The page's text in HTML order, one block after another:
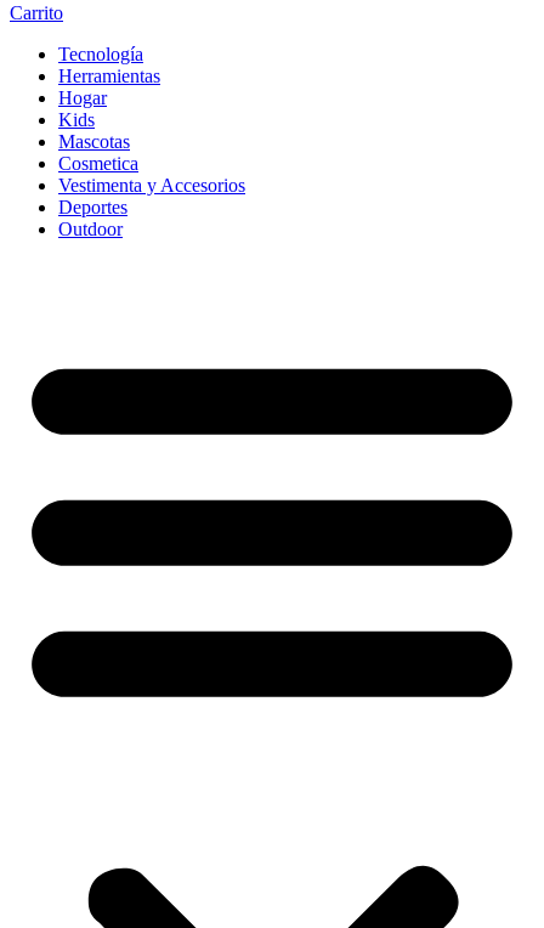
Carrito
Tecnología
Herramientas
Hogar
Kids
Mascotas
Cosmetica
Vestimenta y Accesorios
Deportes
Outdoor